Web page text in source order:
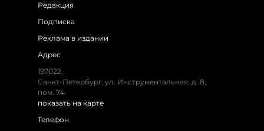
Редакция
Подписка
Реклама в издании
Адрес
197022,
Санкт-Петербург, ул. Инструментальная, д. 8,
пом. 74.
показать на карте
Телефон